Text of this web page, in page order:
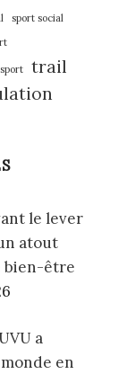
sport social
trail
le lever
atout
bien-être
a
en